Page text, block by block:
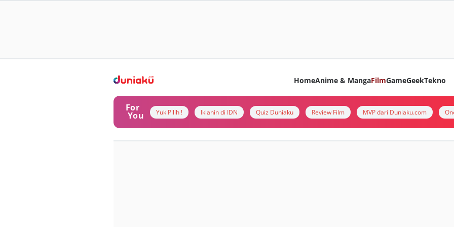
HomeAnime & MangaFilmGameGeekTekno
For
You Yuk Pilih ! Iklanin di IDN Quiz Duniaku Review Film MVP dari Duniaku.com